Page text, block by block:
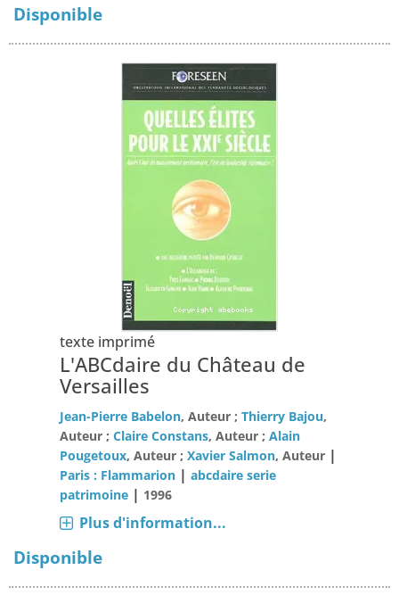
Disponible
texte imprimé
L'ABCdaire du Château de
Versailles
Jean-Pierre Babelon, Auteur ;Thierry Bajou,
Auteur ;Claire Constans, Auteur ;Alain
Pougetoux, Auteur ;Xavier Salmon, Auteur |
Paris : Flammarion |abcdaire serie
patrimoine | 1996
Plus d'information...
Disponible